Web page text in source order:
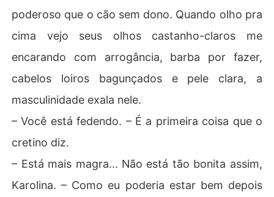
poderoso que o cão sem dono. Quando olho pra
cima vejo seus olhos castanho-claros me
encarando com arrogância, barba por fazer,
cabelos loiros bagunçados e pele clara, a
masculinidade exala nele.
– Você está fedendo. – É a primeira coisa que o
cretino diz.
– Está mais magra... Não está tão bonita assim,
Karolina. – Como eu poderia estar bem depois